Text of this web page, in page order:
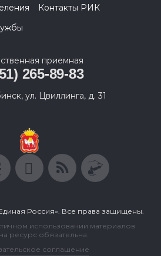
Контакты РИК
приемная
265-89-83
ул. Цвиллинга, д. 31
Россия». Все права защищены.
использовании материалов
ресурс обязательна.
соглашение